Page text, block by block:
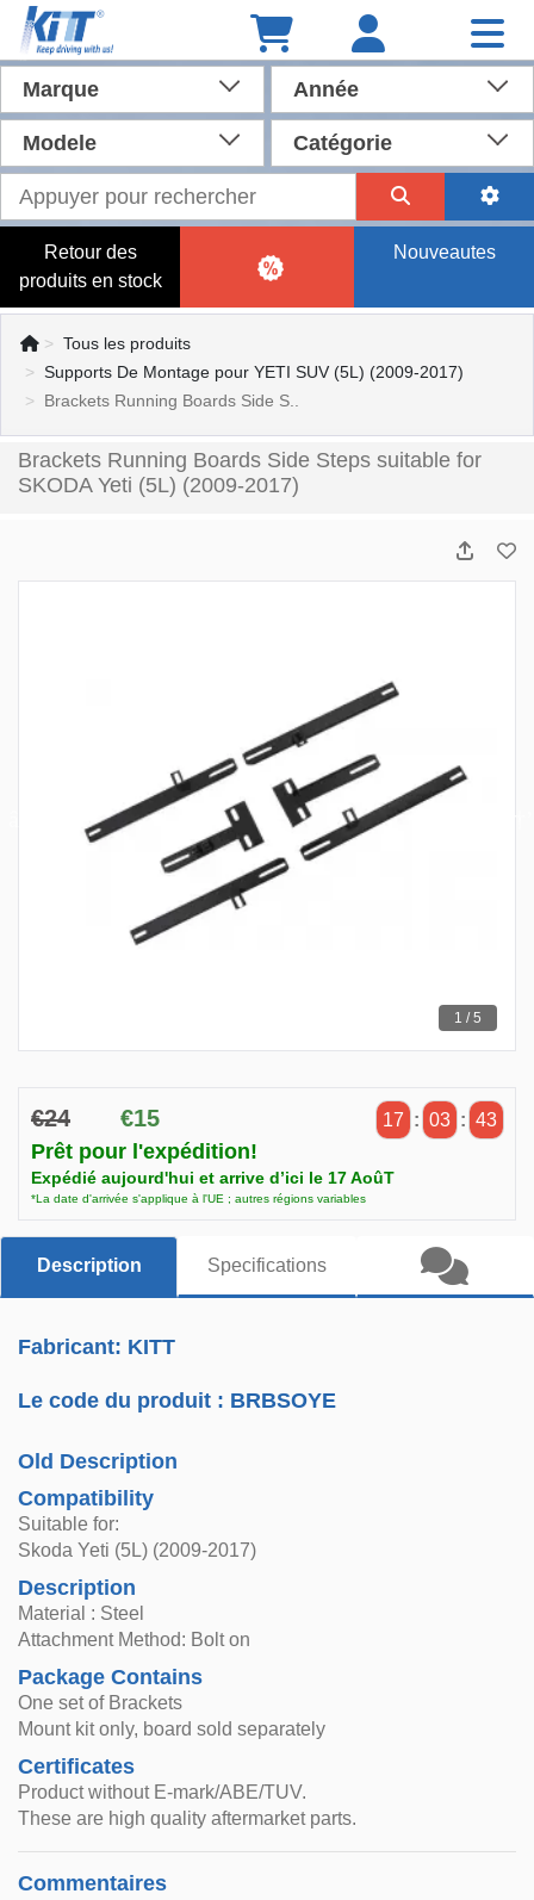
Marque Année
Modele Catégorie
Retour des
produits en stock
Nouveautes
Tous les produits
Supports De Montage pour YETI SUV (5L) (2009-2017)
Brackets Running Boards Side S..
Brackets Running Boards Side Steps suitable for
SKODA Yeti (5L) (2009-2017)
1 / 5
€24 €15 17 : 03 : 43
Prêt pour l'expédition!
Expédié aujourd'hui et arrive d’ici le 17 AoûT
*La date d'arrivée s'applique à l'UE ; autres régions variables
Description Specifications
Fabricant: KITT
Le code du produit : BRBSOYE
Old Description
Compatibility
Suitable for:
Skoda Yeti (5L) (2009-2017)
Description
Material : Steel
Attachment Method: Bolt on
Package Contains
One set of Brackets
Mount kit only, board sold separately
Certificates
Product without E-mark/ABE/TUV.
These are high quality aftermarket parts.
Commentaires